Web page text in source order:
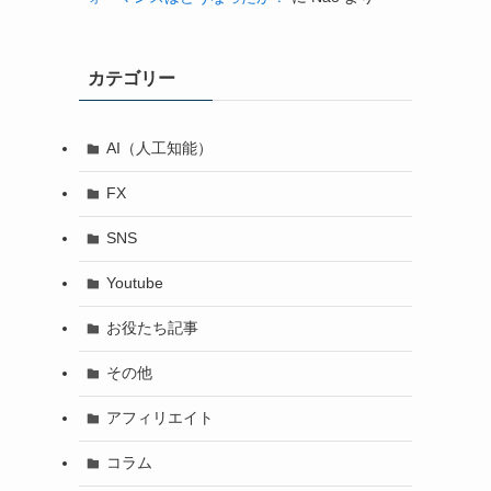
カテゴリー
AI（人工知能）
FX
SNS
Youtube
お役たち記事
その他
アフィリエイト
コラム